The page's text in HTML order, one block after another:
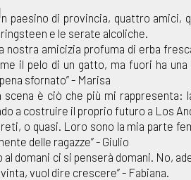
n paesino di provincia, quattro amici,
e le serate alcoliche.
nostra amicizia profuma di erba
il pelo di un gatto, ma fuori ha
sfornato” - Marisa
scena è ciò che più mi
a costruire il proprio futuro a Los
o quasi. Loro sono la mia parte
delle ragazze” - Giulio
domani ci si penserà domani. No,
vuol dire crescere” - Fabiana.